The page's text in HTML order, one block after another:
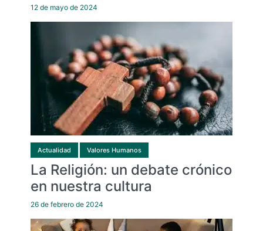
12 de mayo de 2024
Actualidad Valores Humanos
La Religión: un debate crónico
en nuestra cultura
26 de febrero de 2024